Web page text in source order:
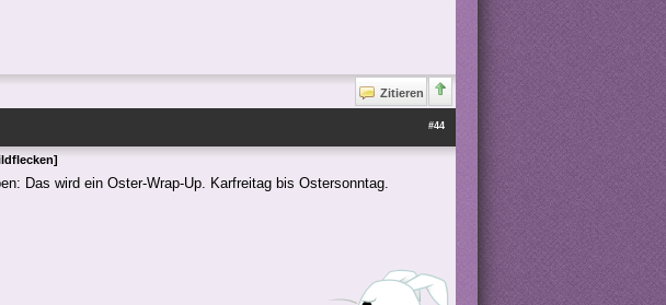
Zitieren
#44
Das wird ein Oster-Wrap-Up. Karfreitag bis Ostersonntag.